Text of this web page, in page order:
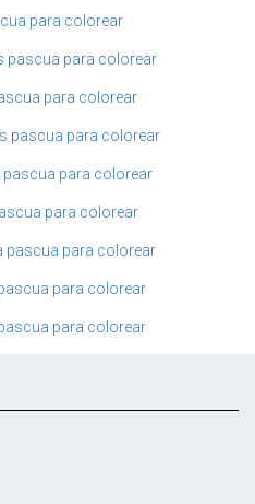
para colorear
pascua para colorear
para colorear
pascua para colorear
pascua para colorear
para colorear
pascua para colorear
para colorear
para colorear